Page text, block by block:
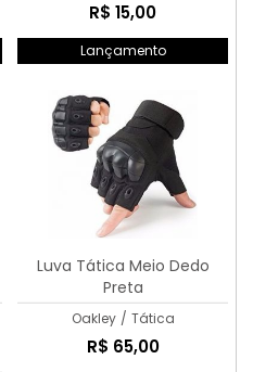
R$ 15,00
Lançamento
Luva Tática Meio Dedo
Preta
Oakley / Tática
R$ 65,00